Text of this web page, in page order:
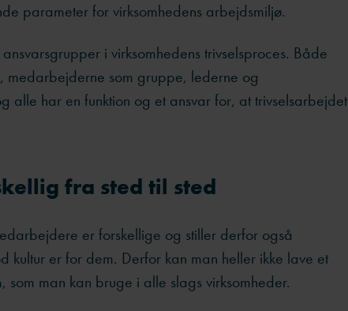
parameter for virksomhedens arbejdsmiljø.
i virksomhedens trivselsproces. Både
som gruppe, lederne og
alle har en funktion og et ansvar for, at trivselsarbejdet
fra sted til sted
er forskellige og stiller derfor også
kultur er for dem. Derfor kan man heller ikke lave et
som man kan bruge i alle slags virksomheder.